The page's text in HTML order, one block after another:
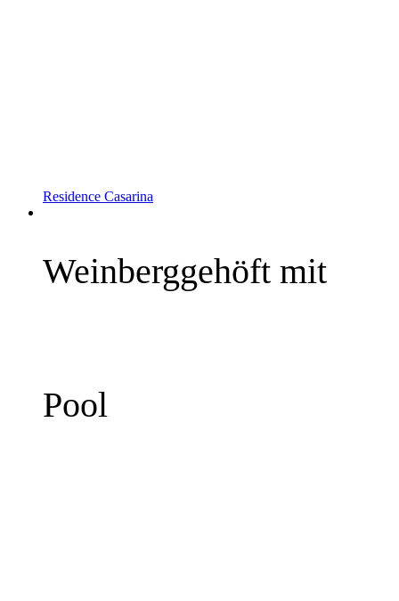
Residence Casarina
Weinberggehöft mit
Pool